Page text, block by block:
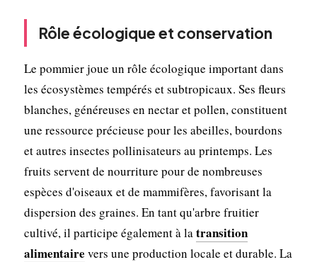
Rôle écologique et conservation
Le pommier joue un rôle écologique important dans
les écosystèmes tempérés et subtropicaux. Ses fleurs
blanches, généreuses en nectar et pollen, constituent
une ressource précieuse pour les abeilles, bourdons
et autres insectes pollinisateurs au printemps. Les
fruits servent de nourriture pour de nombreuses
espèces d'oiseaux et de mammifères, favorisant la
dispersion des graines. En tant qu'arbre fruitier
cultivé, il participe également à latransition
alimentaire vers une production locale et durable. La